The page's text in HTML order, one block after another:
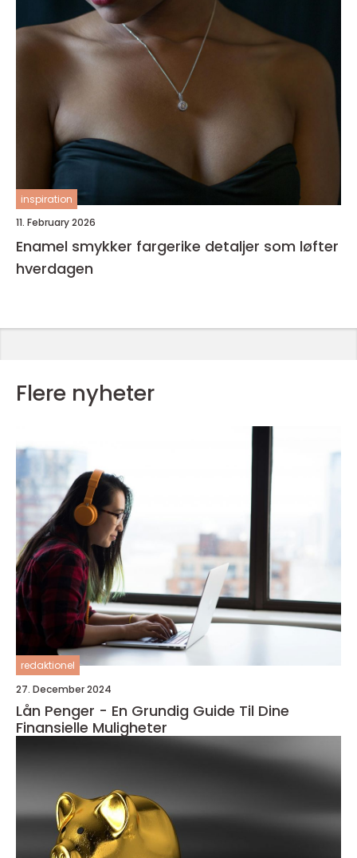
inspiration
11. February 2026
Enamel smykker fargerike detaljer som løfter
hverdagen
Flere nyheter
redaktionel
27. December 2024
Lån Penger - En Grundig Guide Til Dine
Finansielle Muligheter